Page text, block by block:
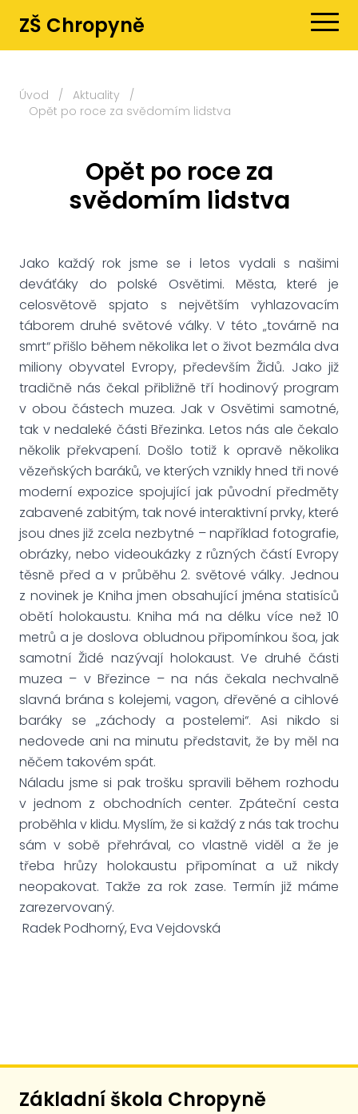
ZŠ Chropyně
Úvod / Aktuality
/
Opět po roce za svědomím lidstva
Opět po roce za
svědomím lidstva
Jako každý rok jsme se i letos vydali s našimi
deváťáky do polské Osvětimi. Města, které je
celosvětově spjato s největším vyhlazovacím
táborem druhé světové války. V této „továrně na
smrt“ přišlo během několika let o život bezmála dva
miliony obyvatel Evropy, především Židů. Jako již
tradičně nás čekal přibližně tří hodinový program
v obou částech muzea. Jak v Osvětimi samotné,
tak v nedaleké části Březinka. Letos nás ale čekalo
několik překvapení. Došlo totiž k opravě několika
vězeňských baráků, ve kterých vznikly hned tři nové
moderní expozice spojující jak původní předměty
zabavené zabitým, tak nové interaktivní prvky, které
jsou dnes již zcela nezbytné – například fotografie,
obrázky, nebo videoukázky z různých částí Evropy
těsně před a v průběhu 2. světové války. Jednou
z novinek je Kniha jmen obsahující jména statisíců
obětí holokaustu. Kniha má na délku více než 10
metrů a je doslova obludnou připomínkou šoa, jak
samotní Židé nazývají holokaust. Ve druhé části
muzea – v Březince – na nás čekala nechvalně
slavná brána s kolejemi, vagon, dřevěné a cihlové
baráky se „záchody a postelemi“. Asi nikdo si
nedovede ani na minutu představit, že by měl na
něčem takovém spát.
Náladu jsme si pak trošku spravili během rozhodu
v jednom z obchodních center. Zpáteční cesta
proběhla v klidu. Myslím, že si každý z nás tak trochu
sám v sobě přehrával, co vlastně viděl a že je
třeba hrůzy holokaustu připomínat a už nikdy
neopakovat. Takže za rok zase. Termín již máme
zarezervovaný.
Radek Podhorný, Eva Vejdovská
Základní škola Chropyně